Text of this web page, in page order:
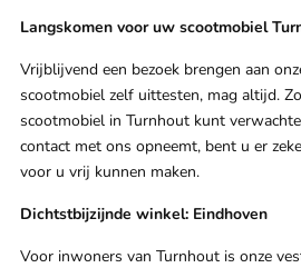
Langskomen voor uw scootmobiel
Vrijblijvend een bezoek brengen aan
scootmobiel zelf uittesten, mag altijd.
scootmobiel in Turnhout kunt
contact met ons opneemt, bent u er
voor u vrij kunnen maken.
Dichtstbijzijnde winkel: Eindhoven
Voor inwoners van Turnhout is onze